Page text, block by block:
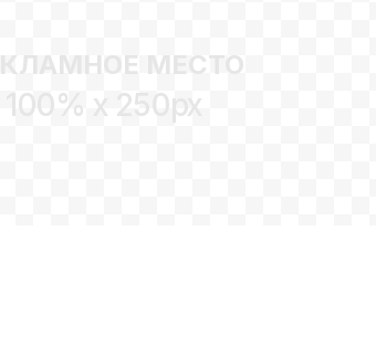
МЕСТО
100% x 250px